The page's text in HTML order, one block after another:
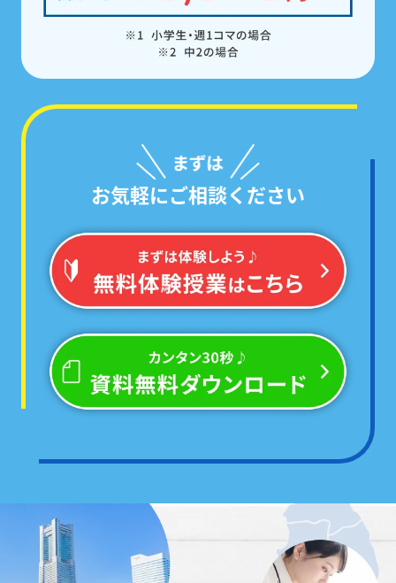
学校ごとのテスト範囲に絞った
「あなた専用の問題集」で対策するから、
必ず点数が伸びる!
お気軽にご相談ください